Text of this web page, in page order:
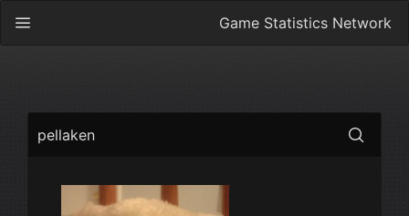
Game Statistics Network
pellaken